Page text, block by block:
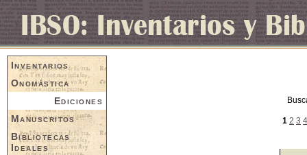
Inventarios
Onomástica
Ediciones
Manuscritos
Bibliotecas
Ideales
1 2 3 4